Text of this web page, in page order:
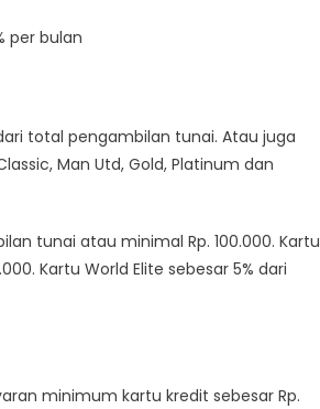
per bulan
total pengambilan tunai. Atau juga
Man Utd, Gold, Platinum dan
tunai atau minimal Rp. 100.000. Kartu
Kartu World Elite sebesar 5% dari
minimum kartu kredit sebesar Rp.